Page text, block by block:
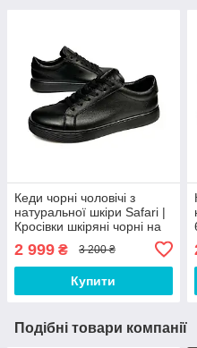
Кеди чорні чоловічі з
натуральної шкіри Safari |
Кросівки шкіряні чорні на
2 999 ₴ 3 200 ₴
Купити
Подібні товари компанії